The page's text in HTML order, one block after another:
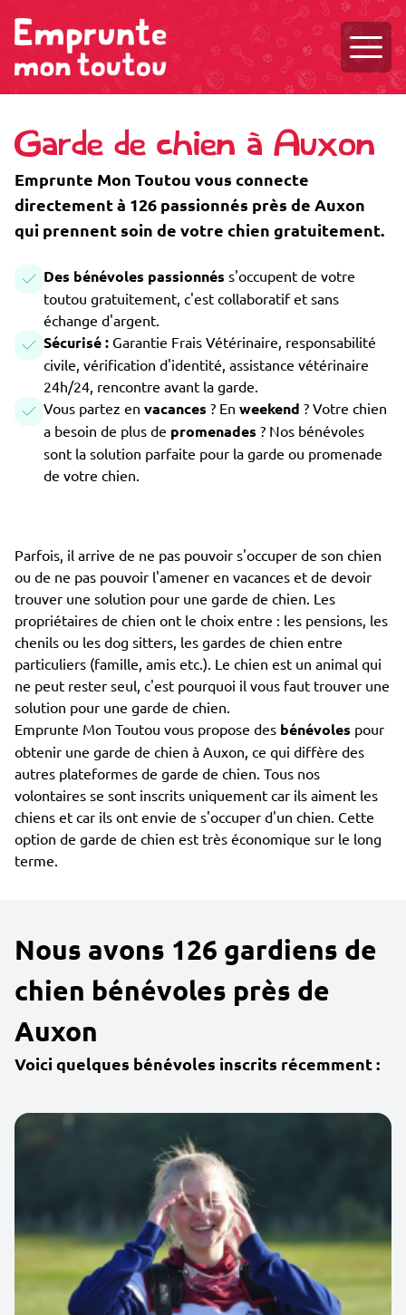
Garde de chien à Auxon
Emprunte Mon Toutou vous connecte
directement à 126 passionnés près de Auxon
qui prennent soin de votre chien gratuitement.
Des bénévoles passionnés s'occupent de votre
toutou gratuitement, c'est collaboratif et sans
échange d'argent.
Sécurisé : Garantie Frais Vétérinaire, responsabilité
civile, vérification d'identité, assistance vétérinaire
24h/24, rencontre avant la garde.
Vous partez en vacances ? En weekend ? Votre chien
a besoin de plus de promenades ? Nos bénévoles
sont la solution parfaite pour la garde ou promenade
de votre chien.
Parfois, il arrive de ne pas pouvoir s'occuper de son chien
ou de ne pas pouvoir l'amener en vacances et de devoir
trouver une solution pour une garde de chien. Les
propriétaires de chien ont le choix entre : les pensions, les
chenils ou les dog sitters, les gardes de chien entre
particuliers (famille, amis etc.). Le chien est un animal qui
ne peut rester seul, c'est pourquoi il vous faut trouver une
solution pour une garde de chien.
Emprunte Mon Toutou vous propose des bénévoles pour
obtenir une garde de chien à Auxon, ce qui diffère des
autres plateformes de garde de chien. Tous nos
volontaires se sont inscrits uniquement car ils aiment les
chiens et car ils ont envie de s'occuper d'un chien. Cette
option de garde de chien est très économique sur le long
terme.
Nous avons 126 gardiens de
chien bénévoles près de
Auxon
Voici quelques bénévoles inscrits récemment :